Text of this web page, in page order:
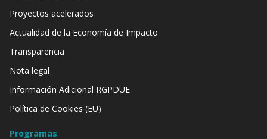
Proyectos acelerados
Actualidad de la Economía de Impacto
Transparencia
Nota legal
Información Adicional RGPDUE
Política de Cookies (EU)
Programas